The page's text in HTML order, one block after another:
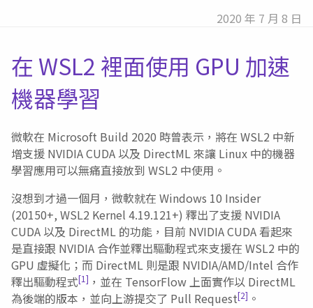
2020 年 7 月 8 日
在 WSL2 裡面使用 GPU 加速
機器學習
微軟在 Microsoft Build 2020 時曾表示，將在 WSL2 中新
增支援 NVIDIA CUDA 以及 DirectML 來讓 Linux 中的機器
學習應用可以無痛直接放到 WSL2 中使用。
沒想到才過一個月，微軟就在 Windows 10 Insider
(20150+, WSL2 Kernel 4.19.121+) 釋出了支援 NVIDIA
CUDA 以及 DirectML 的功能，目前 NVIDIA CUDA 看起來
是直接跟 NVIDIA 合作並釋出驅動程式來支援在 WSL2 中的
GPU 虛擬化；而 DirectML 則是跟 NVIDIA/AMD/Intel 合作
釋出驅動程式[1] ，並在 TensorFlow 上面實作以 DirectML
為後端的版本，並向上游提交了 Pull Request[2] 。